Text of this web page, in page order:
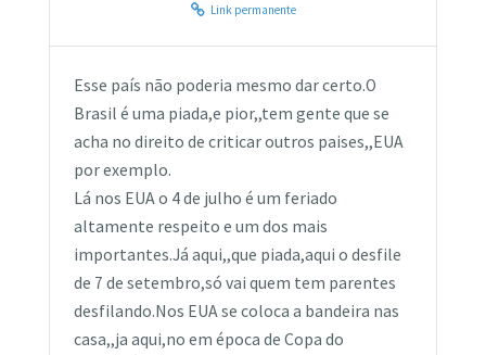
Link permanente
Esse país não poderia mesmo dar certo.O
Brasil é uma piada,e pior,,tem gente que se
acha no direito de criticar outros paises,,EUA
por exemplo.
Lá nos EUA o 4 de julho é um feriado
altamente respeito e um dos mais
importantes.Já aqui,,que piada,aqui o desfile
de 7 de setembro,só vai quem tem parentes
desfilando.Nos EUA se coloca a bandeira nas
casa,,ja aqui,no em época de Copa do